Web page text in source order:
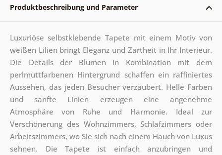
Produktbeschreibung und Parameter
Luxuriöse selbstklebende Tapete mit einem Motiv von
weißen Lilien bringt Eleganz und Zartheit in Ihr Interieur.
Die Details der Blumen in Kombination mit dem
perlmuttfarbenen Hintergrund schaffen ein raffiniertes
Aussehen, das jeden Besucher verzaubert. Helle Farben
und sanfte Linien erzeugen eine angenehme
Atmosphäre von Ruhe und Harmonie. Ideal zur
Verschönerung des Wohnzimmers, Schlafzimmers oder
Arbeitszimmers, wo Sie sich nach einem Hauch von Luxus
sehnen. Die Tapete ist einfach anzubringen und